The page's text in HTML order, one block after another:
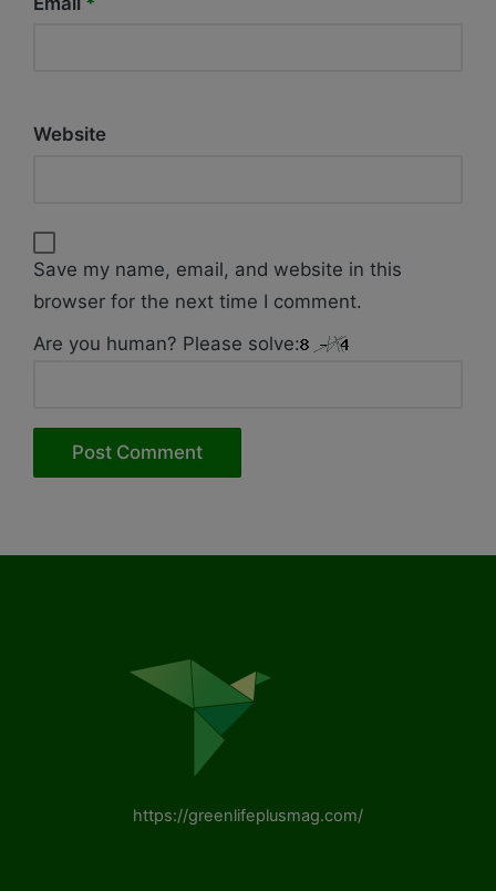
Website
Save my name, email, and website in this
browser for the next time I comment.
Are you human? Please solve:
https://greenlifeplusmag.com/